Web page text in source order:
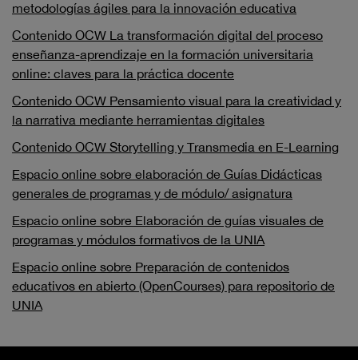
metodologías ágiles para la innovación educativa
Contenido OCW La transformación digital del proceso
enseñanza-aprendizaje en la formación universitaria
online: claves para la práctica docente
Contenido OCW Pensamiento visual para la creatividad y
la narrativa mediante herramientas digitales
Contenido OCW Storytelling y Transmedia en E-Learning
Espacio online sobre elaboración de Guías Didácticas
generales de programas y de módulo/ asignatura
Espacio online sobre Elaboración de guías visuales de
programas y módulos formativos de la UNIA
Espacio online sobre Preparación de contenidos
educativos en abierto (OpenCourses) para repositorio de
UNIA